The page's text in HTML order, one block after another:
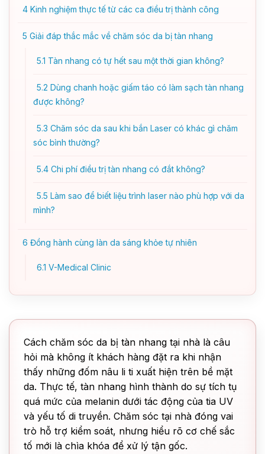
4 Kinh nghiệm thực tế từ các ca điều trị thành công
5 Giải đáp thắc mắc về chăm sóc da bị tàn nhang
5.1 Tàn nhang có tự hết sau một thời gian không?
5.2 Dùng chanh hoặc giấm táo có làm sạch tàn nhang
được không?
5.3 Chăm sóc da sau khi bắn Laser có khác gì chăm
sóc bình thường?
5.4 Chi phí điều trị tàn nhang có đắt không?
5.5 Làm sao để biết liệu trình laser nào phù hợp với da
mình?
6 Đồng hành cùng làn da sáng khỏe tự nhiên
6.1 V-Medical Clinic
Cách chăm sóc da bị tàn nhang tại nhà là câu
hỏi mà không ít khách hàng đặt ra khi nhận
thấy những đốm nâu li ti xuất hiện trên bề mặt
da. Thực tế, tàn nhang hình thành do sự tích tụ
quá mức của melanin dưới tác động của tia UV
và yếu tố di truyền. Chăm sóc tại nhà đóng vai
trò hỗ trợ kiểm soát, nhưng hiểu rõ cơ chế sắc
tố mới là chìa khóa để xử lý tận gốc.